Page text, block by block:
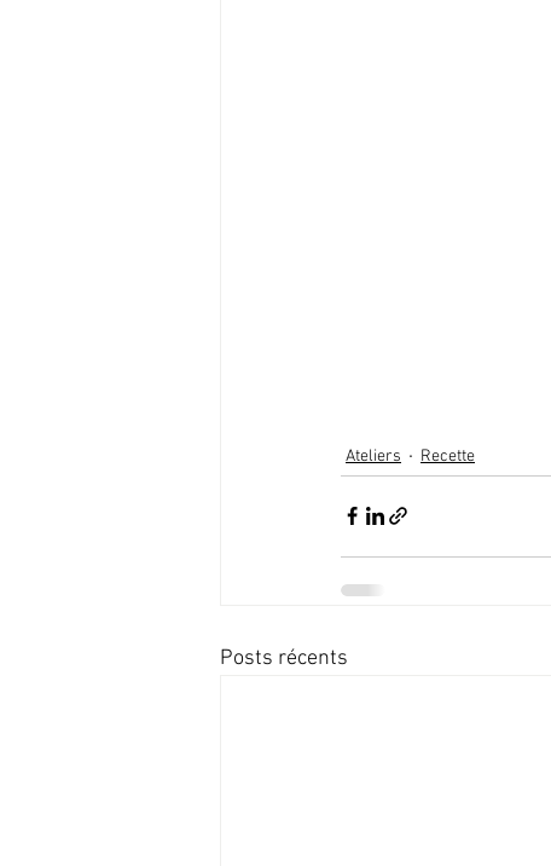
Ateliers Recette
Posts récents